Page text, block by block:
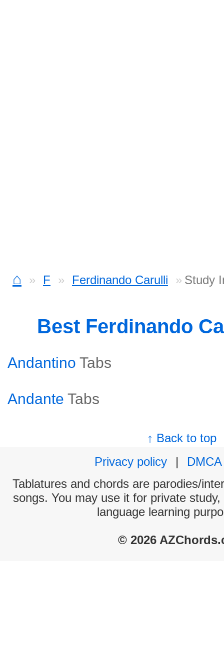
⌂ F Ferdinando Carulli Study
Best Ferdinando
Andantino Tabs
Andante Tabs
↑ Back to top
Privacy policy
|
DMCA
Tablatures and chords are parodies/
songs. You may use it for private
language learning
© 2026